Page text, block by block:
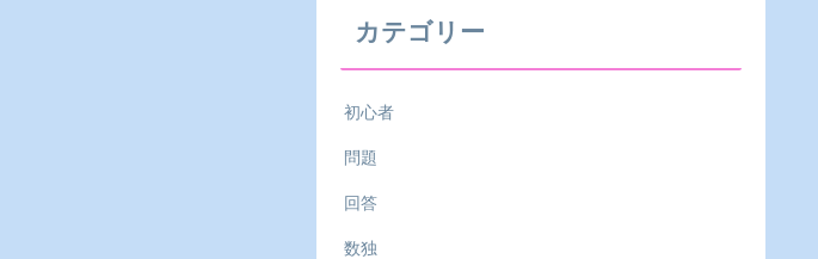
カテゴリー
初心者
問題
回答
数独